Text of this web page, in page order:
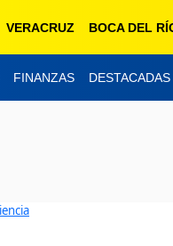
VERACRUZ BOCA DEL
FINANZAS DESTACADAS